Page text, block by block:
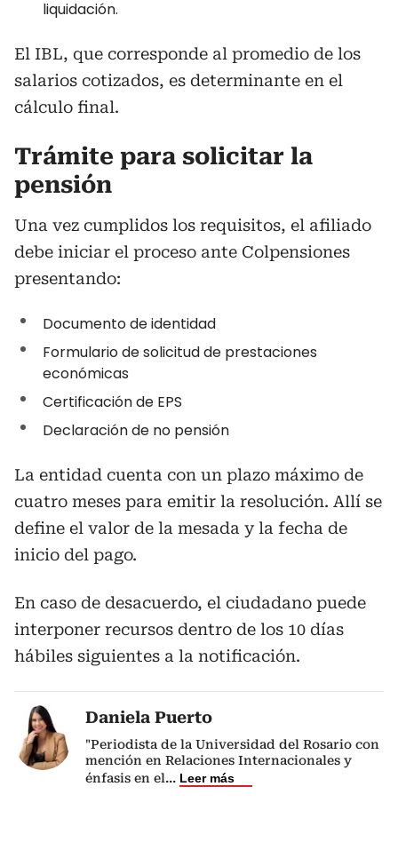
liquidación.
El IBL, que corresponde al promedio de los
salarios cotizados, es determinante en el
cálculo final.
Trámite para solicitar la
pensión
Una vez cumplidos los requisitos, el afiliado
debe iniciar el proceso ante Colpensiones
presentando:
Documento de identidad
Formulario de solicitud de prestaciones
económicas
Certificación de EPS
Declaración de no pensión
La entidad cuenta con un plazo máximo de
cuatro meses para emitir la resolución. Allí se
define el valor de la mesada y la fecha de
inicio del pago.
En caso de desacuerdo, el ciudadano puede
interponer recursos dentro de los 10 días
hábiles siguientes a la notificación.
Daniela Puerto
"Periodista de la Universidad del Rosario con
mención en Relaciones Internacionales y
énfasis en el... Leer más